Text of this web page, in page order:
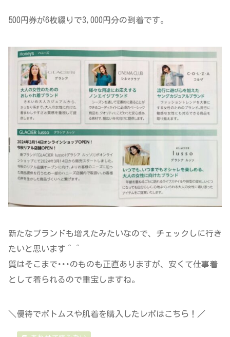
500円券が6枚綴りで3,000円分の到着です。
新たなブランドも増えたみたいなので、チェックしに行き
たいと思います＾＾
質はそこまで･･･のものも正直ありますが、安くて仕事着
として着られるので重宝しますね。
＼優待でボトムスや肌着を購入したレポはこちら！／